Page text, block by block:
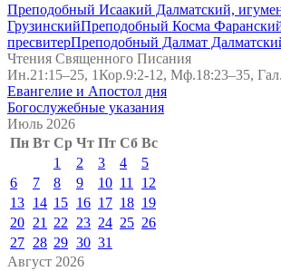
Преподобный Исаакий Далматский,
ГрузинскийПреподобный Косма
пресвитерПреподобный Далмат
Чтения Священного Писания
Ин.21:15–25, 1Кор.9:2-12, Мф.18:23–35,
Евангелие и Апостол дня
Богослужебные указания
Июль 2026
Пн Вт Ср Чт Пт Сб Вс
1
2 3 4
5
6
7 8 9 10 11
12
13 14 15 16 17 18 19
20 21 22 23 24 25 26
27 28 29 30 31
Август 2026